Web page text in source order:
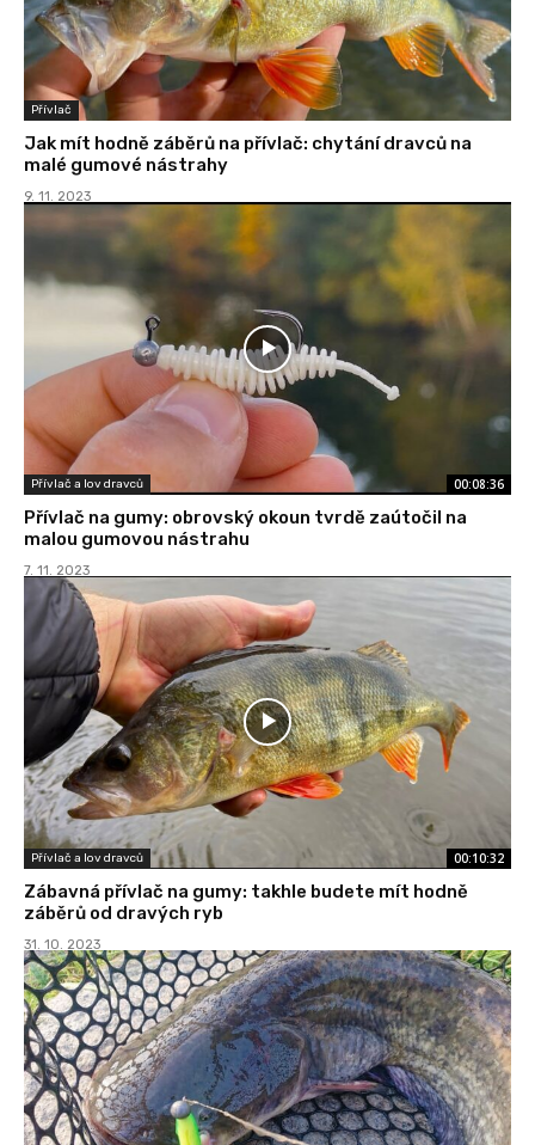
Přívlač
Jak mít hodně záběrů na přívlač: chytání dravců na
malé gumové nástrahy
9. 11. 2023
Přívlač a lov dravců 00:08:36
Přívlač na gumy: obrovský okoun tvrdě zaútočil na
malou gumovou nástrahu
7. 11. 2023
Přívlač a lov dravců 00:10:32
Zábavná přívlač na gumy: takhle budete mít hodně
záběrů od dravých ryb
31. 10. 2023